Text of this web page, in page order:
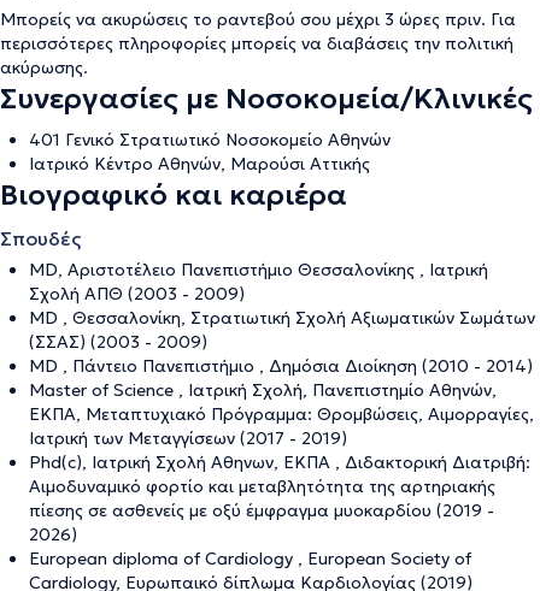
Μπορείς να ακυρώσεις το ραντεβού σου μέχρι 3 ώρες πριν. Για
περισσότερες πληροφορίες μπορείς να διαβάσεις την πολιτική
ακύρωσης.
Συνεργασίες με Νοσοκομεία/Κλινικές
401 Γενικό Στρατιωτικό Νοσοκομείο Αθηνών
Ιατρικό Κέντρο Αθηνών, Μαρούσι Αττικής
Βιογραφικό και καριέρα
Σπουδές
MD, Αριστοτέλειο Πανεπιστήμιο Θεσσαλονίκης , Ιατρική
Σχολή ΑΠΘ (2003 - 2009)
MD , Θεσσαλονίκη, Στρατιωτική Σχολή Αξιωματικών Σωμάτων
(ΣΣΑΣ) (2003 - 2009)
MD , Πάντειο Πανεπιστήμιο , Δημόσια Διοίκηση (2010 - 2014)
Master of Science , Ιατρική Σχολή, Πανεπιστημίο Αθηνών,
ΕΚΠΑ, Μεταπτυχιακό Πρόγραμμα: Θρομβώσεις, Αιμορραγίες,
Ιατρική των Μεταγγίσεων (2017 - 2019)
Phd(c), Ιατρική Σχολή Αθηνων, ΕΚΠΑ , Διδακτορική Διατριβή:
Αιμοδυναμικό φορτίο και μεταβλητότητα της αρτηριακής
πίεσης σε ασθενείς με οξύ έμφραγμα μυοκαρδίου (2019 -
2026)
European diploma of Cardiology , European Society of
Cardiology, Ευρωπαικό δίπλωμα Καρδιολογίας (2019)